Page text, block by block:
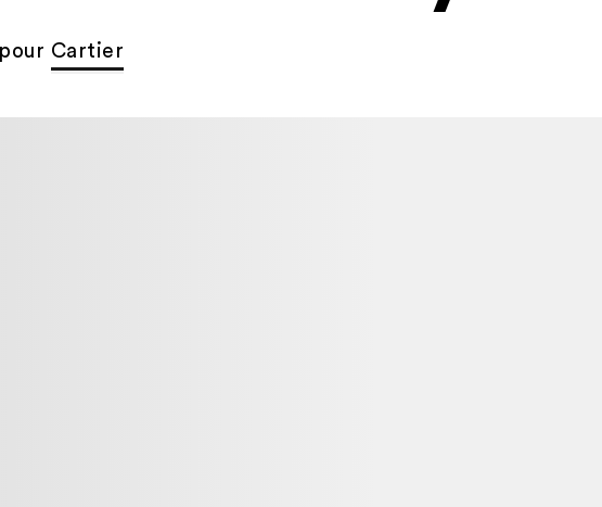
pour Cartier